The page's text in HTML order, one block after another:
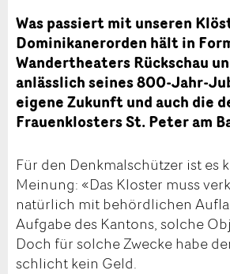
Was passiert mit unseren
Dominikanerorden hält in
Wandertheaters Rückschau
anlässlich seines 800-Jahr-
eigene Zukunft und auch die
Frauenklosters St. Peter am
Für den Denkmalschützer ist es
Meinung: «Das Kloster muss
natürlich mit behördlichen
Aufgabe des Kantons, solche
Doch für solche Zwecke habe
schlicht kein Geld.